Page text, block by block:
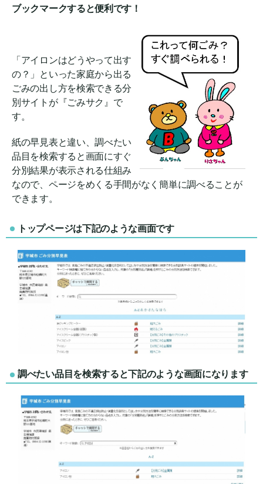
ブックマークすると便利です！
「アイロンはどうやって出す
の？」といった家庭から出る
ごみの出し方を検索できる分
別サイトが『ごみサク』で
す。
紙の早見表と違い、調べたい
品目を検索すると画面にすぐ
分別結果が表示される仕組み
なので、ページをめくる手間がなく簡単に調べることが
できます。
トップページは下記のような画面です
調べたい品目を検索すると下記のような画面になります